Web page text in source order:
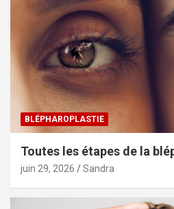
BLÉPHAROPLASTIE
Toutes les étapes de la
juin 29, 2026 Sandra